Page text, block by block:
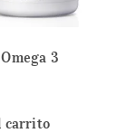
3
carrito